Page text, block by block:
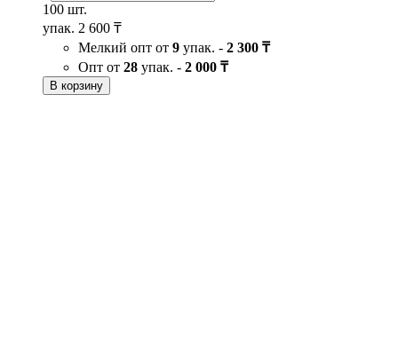
100 шт.
упак. 2 600 ₸
Мелкий опт от 9 упак. - 2 300 ₸
Опт от 28 упак. - 2 000 ₸
В корзину